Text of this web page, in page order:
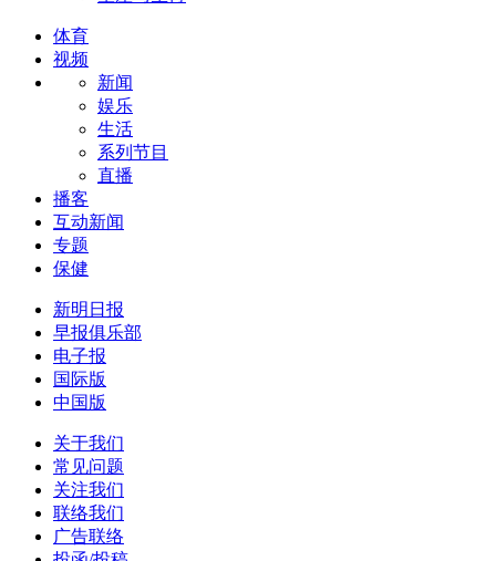
体育
视频
新闻
娱乐
生活
系列节目
直播
播客
互动新闻
专题
保健
新明日报
早报俱乐部
电子报
国际版
中国版
关于我们
常见问题
关注我们
联络我们
广告联络